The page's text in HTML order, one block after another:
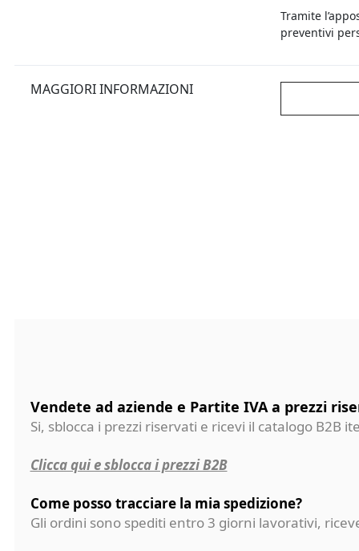
Tramite
preventivi
MAGGIORI INFORMAZIONI
Vendete ad aziende e Partite IVA a prezzi
Si, sblocca i prezzi riservati e ricevi il catalogo B2B
Clicca qui e sblocca i prezzi B2B
Come posso tracciare la mia spedizione?
Gli ordini sono spediti entro 3 giorni lavorativi,